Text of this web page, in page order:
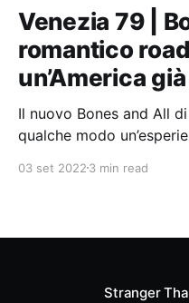
Venezia 79 |
romantico
un’America
Il nuovo Bones and All
qualche modo
03 set 2022 3 min read
Stranger